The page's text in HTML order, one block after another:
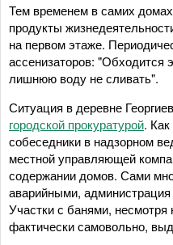
Тем временем в самих
продукты
на первом этаже.
ассенизаторов: "Обходится
лишнюю воду не сливать".
Ситуация в деревне
городской прокуратурой.
собеседники в надзорном
местной управляющей
содержании домов. Сами
аварийными,
Участки с банями,
фактически самовольно,